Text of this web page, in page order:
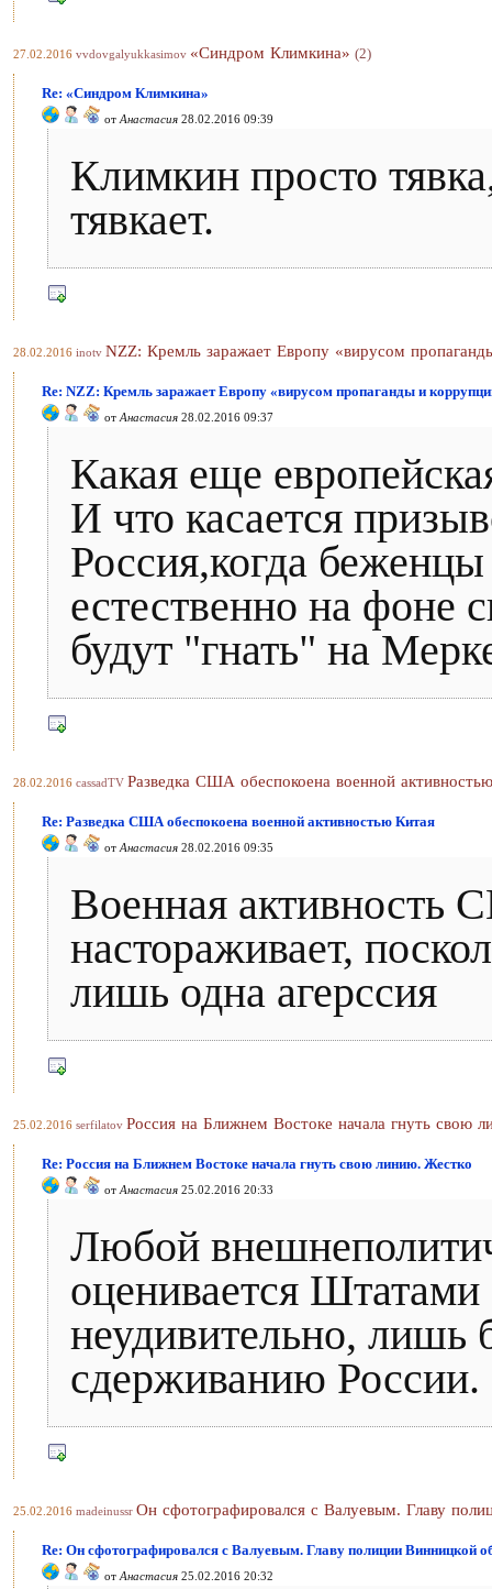
27.02.2016 vvdovgalyukkasimov «Синдром Климкина» (2)
Re: «Синдром Климкина»
от Анастасия 28.02.2016 09:39
Климкин просто
тявкает.
28.02.2016 inotv NZZ: Кремль заражает Европу «вирусом
Re: NZZ: Кремль заражает Европу «вирусом пропаганды и
от Анастасия 28.02.2016 09:37
Какая еще
И что касается
Россия,когда
естественно на фоне
будут "гнать" на
28.02.2016 cassadTV Разведка США обеспокоена военной
Re: Разведка США обеспокоена военной активностью Китая
от Анастасия 28.02.2016 09:35
Военная активность
настораживает,
лишь одна агерссия
25.02.2016 serfilatov Россия на Ближнем Востоке начала гнуть свою
Re: Россия на Ближнем Востоке начала гнуть свою линию. Жестко
от Анастасия 25.02.2016 20:33
Любой
оценивается
неудивительно,
сдерживанию России.
25.02.2016 madeinussr Он сфотографировался с Валуевым. Главу
Re: Он сфотографировался с Валуевым. Главу полиции Винницкой
от Анастасия 25.02.2016 20:32